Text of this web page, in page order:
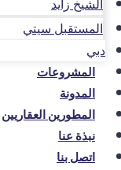
المستقبل سيتي
دبي
المشروعات
المدونة
المطورين العقاريين
نبذة عنا
اتصل بنا